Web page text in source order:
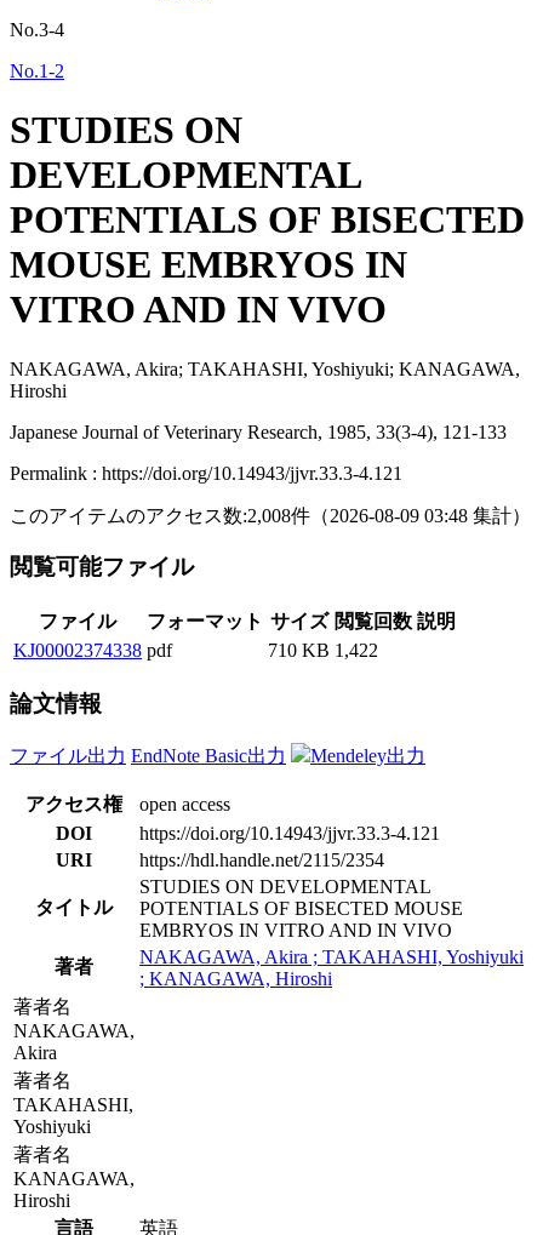
No.3-4
No.1-2
STUDIES ON
DEVELOPMENTAL
POTENTIALS OF BISECTED
MOUSE EMBRYOS IN
VITRO AND IN VIVO
NAKAGAWA, Akira; TAKAHASHI, Yoshiyuki; KANAGAWA,
Hiroshi
Japanese Journal of Veterinary Research, 1985, 33(3-4), 121-133
Permalink : https://doi.org/10.14943/jjvr.33.3-4.121
このアイテムのアクセス数:2,008件 （2026-08-09 03:48 集計）
閲覧可能ファイル
ファイル フォーマット サイズ 閲覧回数 説明
KJ00002374338 pdf 710 KB 1,422
論文情報
ファイル出力 EndNote Basic出力 Mendeley出力
アクセス権
open access
DOI
https://doi.org/10.14943/jjvr.33.3-4.121
URI
https://hdl.handle.net/2115/2354
タイトル
STUDIES ON DEVELOPMENTAL
POTENTIALS OF BISECTED MOUSE
EMBRYOS IN VITRO AND IN VIVO
著者
NAKAGAWA, Akira ; TAKAHASHI, Yoshiyuki
; KANAGAWA, Hiroshi
著者名
NAKAGAWA,
Akira
著者名
TAKAHASHI,
Yoshiyuki
著者名
KANAGAWA,
Hiroshi
言語
英語